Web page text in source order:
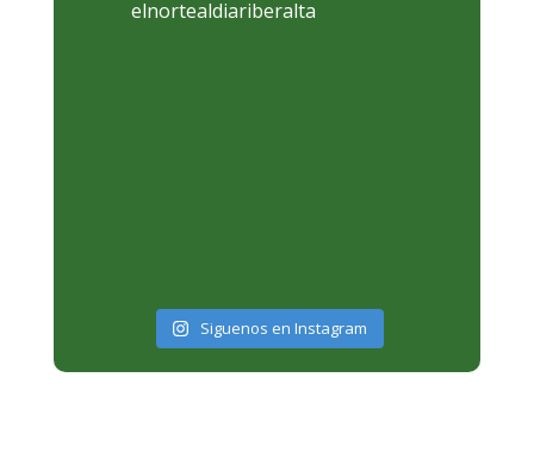
elnortealdiariberalta
Siguenos en Instagram